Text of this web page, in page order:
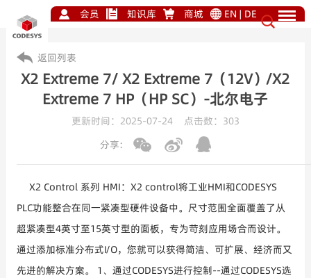
会员 知识库 商城 EN | DE
返回列表
X2 Extreme 7/ X2 Extreme 7（12V）/X2
Extreme 7 HP（HP SC）-北尔电子
更新时间：2025-07-24 点击数： 303
分享:
X2 Control 系列 HMI：X2 control将工业HMI和CODESYS
PLC功能整合在同一紧凑型硬件设备中。尺寸范围全面覆盖了从
超紧凑型4英寸至15英寸型的面板，专为苛刻应用场合而设计。
通过添加标准分布式I/O，您就可以获得简洁、可扩展、经济而又
先进的解决方案。 1、通过CODESYS进行控制--通过CODESYS选